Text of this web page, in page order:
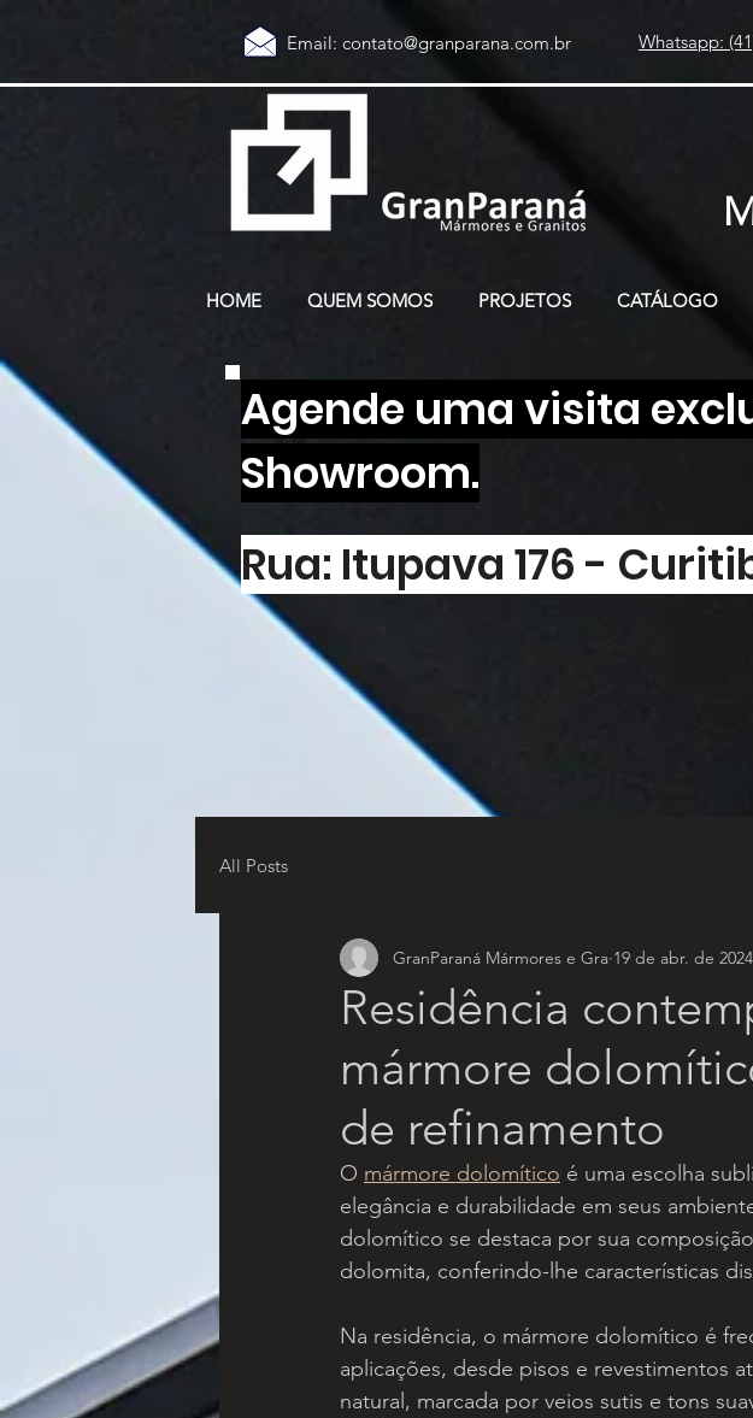
Email: contato@granparana.com.br Whatsapp:
HOME QUEM SOMOS PROJETOS CATÁLOGO
Agende uma visita
Showroom.
Rua: Itupava 176 -
All Posts
Residência
mármore
de refinamento
GranParaná Mármores e Gra 19 de abr. de 2024
O mármore dolomítico é uma escolha
elegância e durabilidade em seus
dolomítico se destaca por sua
dolomita, conferindo-lhe características
Na residência, o mármore dolomítico é
aplicações, desde pisos e revestimentos
natural, marcada por veios sutis e tons